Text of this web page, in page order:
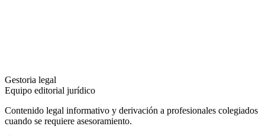
Gestoria legal
Equipo editorial jurídico
Contenido legal informativo y derivación a profesionales colegiados
cuando se requiere asesoramiento.